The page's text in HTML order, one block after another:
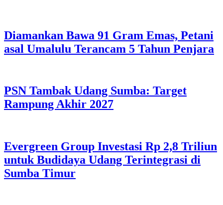
Diamankan Bawa 91 Gram Emas, Petani
asal Umalulu Terancam 5 Tahun Penjara
PSN Tambak Udang Sumba: Target
Rampung Akhir 2027
Evergreen Group Investasi Rp 2,8 Triliun
untuk Budidaya Udang Terintegrasi di
Sumba Timur